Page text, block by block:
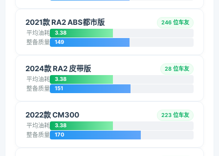
2021款 RA2 ABS都市版 246 位车友
平均油耗 3.38
整备质量 149
2024款 RA2 皮带版 28 位车友
平均油耗 3.38
整备质量 151
2022款 CM300 223 位车友
平均油耗 3.38
整备质量 170